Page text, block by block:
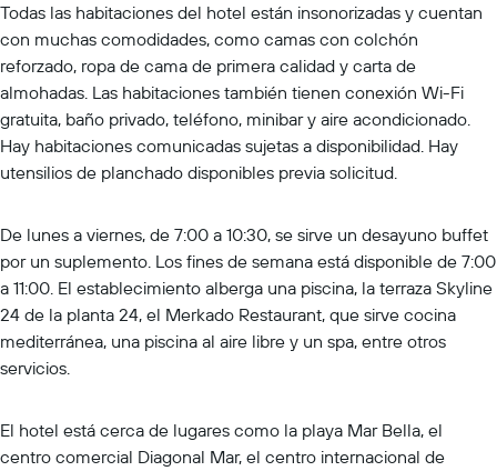
Todas las habitaciones del hotel están insonorizadas y cuentan
con muchas comodidades, como camas con colchón
reforzado, ropa de cama de primera calidad y carta de
almohadas. Las habitaciones también tienen conexión Wi-Fi
gratuita, baño privado, teléfono, minibar y aire acondicionado.
Hay habitaciones comunicadas sujetas a disponibilidad. Hay
utensilios de planchado disponibles previa solicitud.
De lunes a viernes, de 7:00 a 10:30, se sirve un desayuno buffet
por un suplemento. Los fines de semana está disponible de 7:00
a 11:00. El establecimiento alberga una piscina, la terraza Skyline
24 de la planta 24, el Merkado Restaurant, que sirve cocina
mediterránea, una piscina al aire libre y un spa, entre otros
servicios.
El hotel está cerca de lugares como la playa Mar Bella, el
centro comercial Diagonal Mar, el centro internacional de